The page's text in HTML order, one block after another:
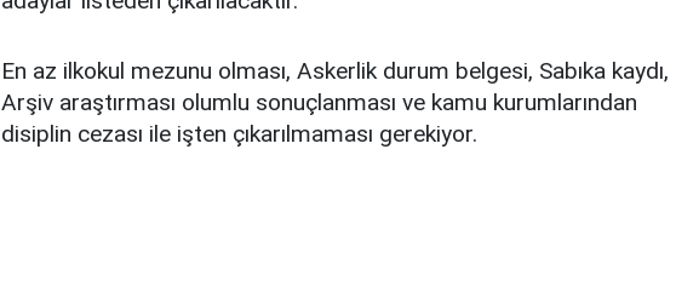
En az ilkokul mezunu olması, Askerlik durum belgesi, Sabıka kaydı,
Arşiv araştırması olumlu sonuçlanması ve kamu kurumlarından
disiplin cezası ile işten çıkarılmaması gerekiyor.